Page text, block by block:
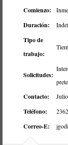
Comienzo:
Duración:
Tipo de
trabajo:
Solicitudes:
Contacto:
Teléfono:
Correo-E: